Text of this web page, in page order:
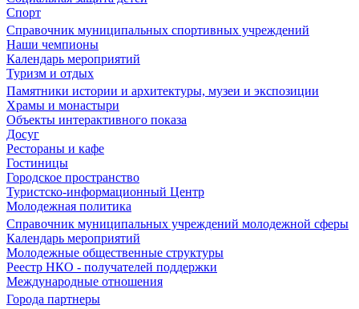
Спорт
Справочник муниципальных спортивных учреждений
Наши чемпионы
Календарь мероприятий
Туризм и отдых
Памятники истории и архитектуры, музеи и экспозиции
Храмы и монастыри
Объекты интерактивного показа
Досуг
Рестораны и кафе
Гостиницы
Городское пространство
Туристско-информационный Центр
Молодежная политика
Справочник муниципальных учреждений молодежной сферы
Календарь мероприятий
Молодежные общественные структуры
Реестр НКО - получателей поддержки
Международные отношения
Города партнеры